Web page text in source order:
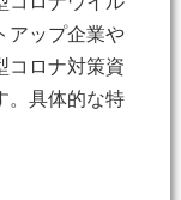
アップ企業や
コロナ対策資
。具体的な特